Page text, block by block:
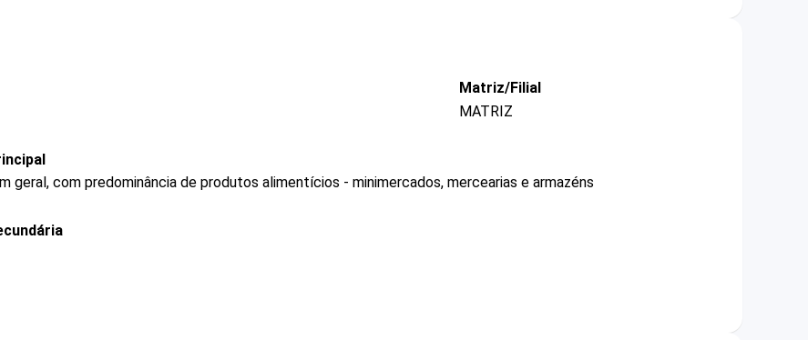
Matriz/Filial
MATRIZ
geral, com predominância de produtos alimentícios - minimercados, mercearias e armazéns